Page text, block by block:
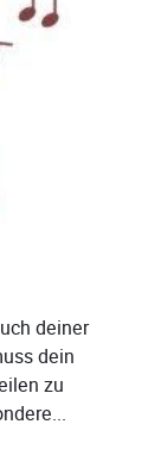
deiner
dein
zu